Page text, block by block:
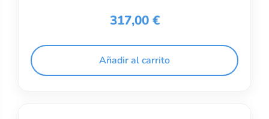
317,00 €
Añadir al carrito